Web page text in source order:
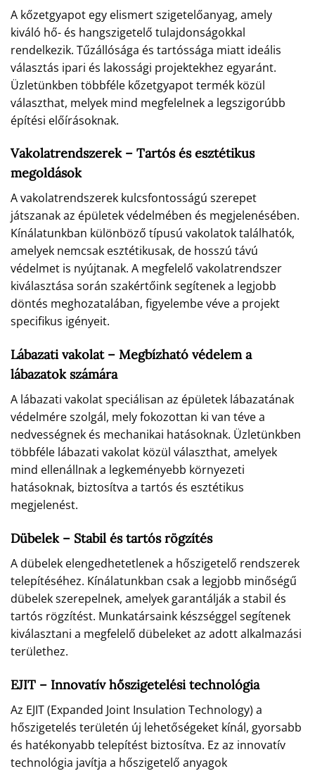
A kőzetgyapot egy elismert szigetelőanyag, amely
kiváló hő- és hangszigetelő tulajdonságokkal
rendelkezik. Tűzállósága és tartóssága miatt ideális
választás ipari és lakossági projektekhez egyaránt.
Üzletünkben többféle kőzetgyapot termék közül
választhat, melyek mind megfelelnek a legszigorúbb
építési előírásoknak.
Vakolatrendszerek – Tartós és esztétikus
megoldások
A vakolatrendszerek kulcsfontosságú szerepet
játszanak az épületek védelmében és megjelenésében.
Kínálatunkban különböző típusú vakolatok találhatók,
amelyek nemcsak esztétikusak, de hosszú távú
védelmet is nyújtanak. A megfelelő vakolatrendszer
kiválasztása során szakértőink segítenek a legjobb
döntés meghozatalában, figyelembe véve a projekt
specifikus igényeit.
Lábazati vakolat – Megbízható védelem a
lábazatok számára
A lábazati vakolat speciálisan az épületek lábazatának
védelmére szolgál, mely fokozottan ki van téve a
nedvességnek és mechanikai hatásoknak. Üzletünkben
többféle lábazati vakolat közül választhat, amelyek
mind ellenállnak a legkeményebb környezeti
hatásoknak, biztosítva a tartós és esztétikus
megjelenést.
Dübelek – Stabil és tartós rögzítés
A dübelek elengedhetetlenek a hőszigetelő rendszerek
telepítéséhez. Kínálatunkban csak a legjobb minőségű
dübelek szerepelnek, amelyek garantálják a stabil és
tartós rögzítést. Munkatársaink készséggel segítenek
kiválasztani a megfelelő dübeleket az adott alkalmazási
területhez.
EJIT – Innovatív hőszigetelési technológia
Az EJIT (Expanded Joint Insulation Technology) a
hőszigetelés területén új lehetőségeket kínál, gyorsabb
és hatékonyabb telepítést biztosítva. Ez az innovatív
technológia javítja a hőszigetelő anyagok